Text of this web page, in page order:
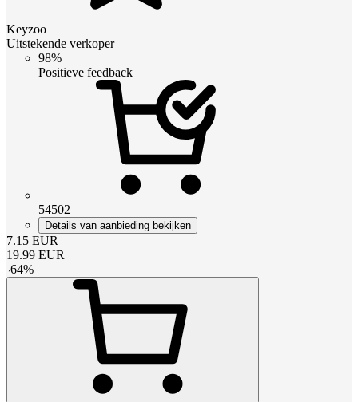
Keyzoo
Uitstekende verkoper
98%
Positieve feedback
54502
Details van aanbieding bekijken
7.15 EUR
19.99 EUR
-64%